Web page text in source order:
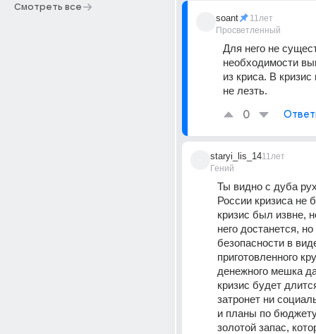
Смотреть все
soant
Просветленный
11лет
Для него не
необходимости
из криса. В
не лезть.
0
staryi_lis_14
Гений
11лет
Ты видно с дуба
России кризиса не
кризис был извне,
него достанется,
безопасности в
приготовленного
денежного мешка
кризис будет
затронет ни
и планы по
золотой запас,